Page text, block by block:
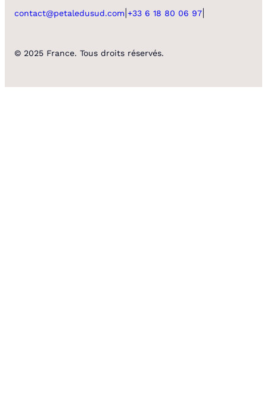
contact@petaledusud.com +33 6 18 80 06 97
© 2025 France. Tous droits réservés.